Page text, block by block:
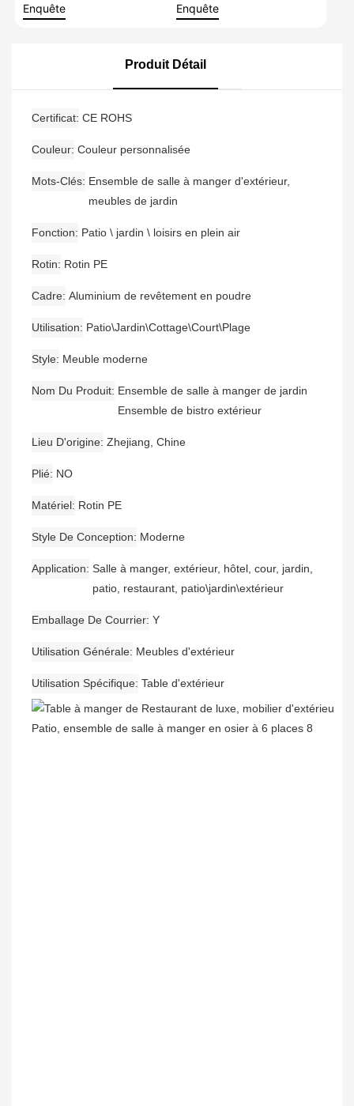
Fauteuil, Mobilier
De Bar Avec Accoudoirs
Et Une Table De Bar
Enquête Enquête
Produit Détail
Certificat CE ROHS
Couleur Couleur personnalisée
Mots-Clés Ensemble de salle à manger d'extérieur,
meubles de jardin
Fonction Patio \ jardin \ loisirs en plein air
Rotin Rotin PE
Cadre Aluminium de revêtement en poudre
Utilisation Patio\Jardin\Cottage\Court\Plage
Style Meuble moderne
Nom Du Produit Ensemble de salle à manger de jardin
Ensemble de bistro extérieur
Lieu D'origine Zhejiang, Chine
Plié NO
Matériel Rotin PE
Style De Conception Moderne
Application Salle à manger, extérieur, hôtel, cour, jardin,
patio, restaurant, patio\jardin\extérieur
Emballage De Courrier Y
Utilisation Générale Meubles d'extérieur
Utilisation Spécifique Table d'extérieur